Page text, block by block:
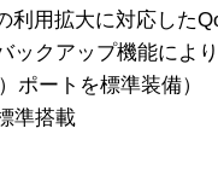
利用拡大に対応した
ックアップ機能によ
ポートを標準装備）
準搭載